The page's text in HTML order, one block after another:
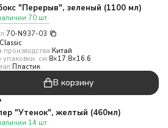
"Перерыв", зеленый (1100 мл)
70 шт.
70-N937-03
Classic
производства:Китай
упаковки, см:8×17.8×16.6
Пластик
В корзину
"Утенок", желтый (460мл)
14 шт.